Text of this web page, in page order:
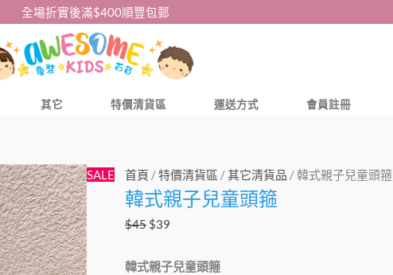
全場折實後滿$400順豐包郵
其它 特價清貨區 運送方式 會員註冊
SALE 首頁 /特價清貨區 /其它清貨品 / 韓式親子兒童頭箍
韓式親子兒童頭箍
$45
原
始
價
$45。
$39
目
前
$39。
韓式親子兒童頭箍
韓
式
親
兒